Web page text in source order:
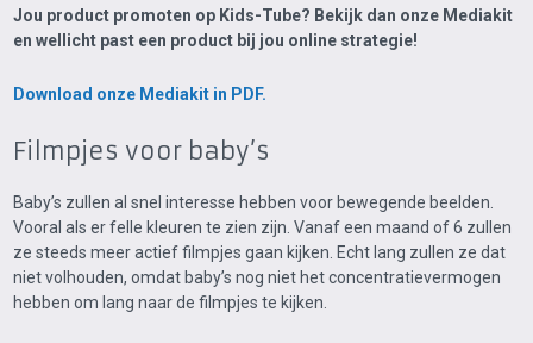
Jou product promoten op Kids-Tube? Bekijk dan onze Mediakit
en wellicht past een product bij jou online strategie!
Download onze Mediakit in PDF.
Filmpjes voor baby’s
Baby’s zullen al snel interesse hebben voor bewegende beelden.
Vooral als er felle kleuren te zien zijn. Vanaf een maand of 6 zullen
ze steeds meer actief filmpjes gaan kijken. Echt lang zullen ze dat
niet volhouden, omdat baby’s nog niet het concentratievermogen
hebben om lang naar de filmpjes te kijken.